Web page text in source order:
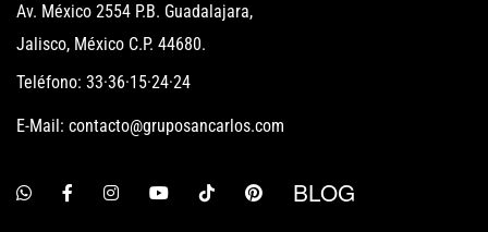
Av. México 2554 P.B. Guadalajara,
Jalisco, México C.P. 44680.
Teléfono: 33·36·15·24·24
E-Mail: contacto@gruposancarlos.com
BLOG